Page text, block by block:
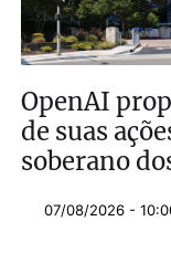
OpenAI
de suas
soberano
07/08/2026 -